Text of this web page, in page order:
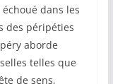
dans les
des péripéties
aborde
telles que
de sens,